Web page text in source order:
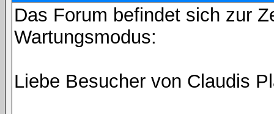
Das Forum befindet sich zur
Wartungsmodus:
Liebe Besucher von Claudis